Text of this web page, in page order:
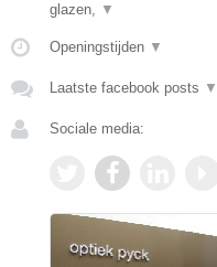
glazen, ▼
Openingstijden ▼
Laatste facebook posts ▼
Sociale media: